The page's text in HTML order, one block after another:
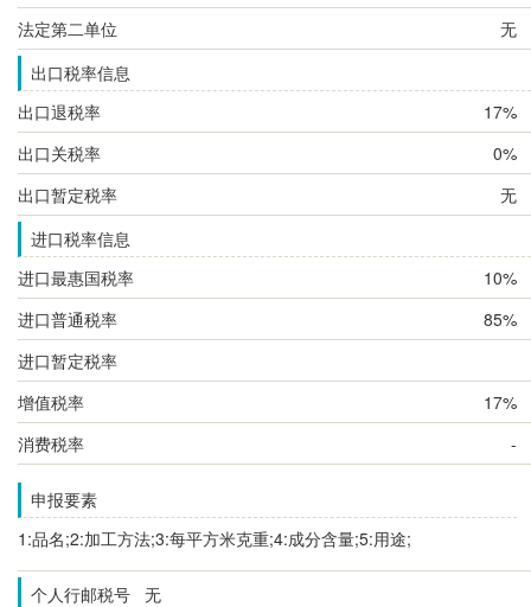
法定第二单位
无
出口税率信息
出口退税率
17%
出口关税率
0%
出口暂定税率
无
进口税率信息
进口最惠国税率
10%
进口普通税率
85%
进口暂定税率
增值税率
17%
消费税率
-
申报要素
1:品名;2:加工方法;3:每平方米克重;4:成分含量;5:用途;
个人行邮税号 无